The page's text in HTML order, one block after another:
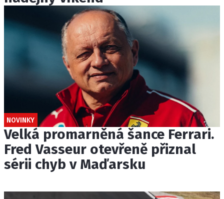
NOVINKY
Velká promarněná šance Ferrari.
Fred Vasseur otevřeně přiznal
sérii chyb v Maďarsku